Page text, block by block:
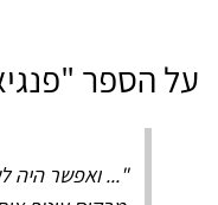
על הספר
"... ואפשר היה